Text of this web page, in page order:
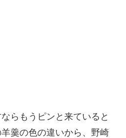
らもうピンと来ていると
羹の色の違いから、野崎